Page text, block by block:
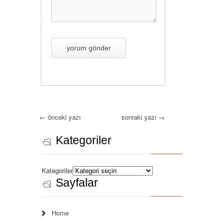
← önceki yazı sonraki yazı →
Kategoriler
Kategoriler
Sayfalar
Home